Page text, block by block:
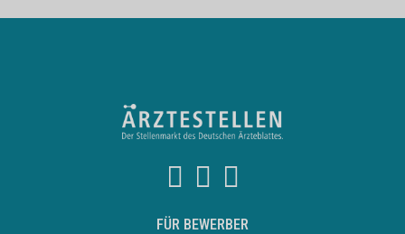
FÜR BEWERBER